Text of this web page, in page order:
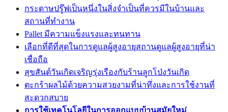
กระดาษปรู๊ฟเป็นหนึ่งในสิ่งจำเป็นที่ควรมีในบ้านและ
สถานที่ทำงาน
Pallet มีความแข็งแรงและทนทาน
เลือกที่ดีที่สุดในการดูแลผู้สูงอายุสถานดูแลผู้สูงอายุที่น่า
เชื่อถือ
สุขสันต์วันเกิดเจริญรุ่งเรืองกับร้านลูกโป่งวันเกิด
ตะกร้าผลไม้ด้วยความสวยงามที่น่าทึ่งและการใช้งานที่
สะดวกสบาย
การใช้เทคโนโลยีในการออกแบบบ้านสมัยใหม่